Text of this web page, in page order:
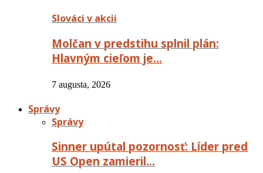
Slováci v akcii
Molčan v predstihu splnil plán:
Hlavným cieľom je…
7 augusta, 2026
Správy
Správy
Sinner upútal pozornosť: Líder pred
US Open zamieril…